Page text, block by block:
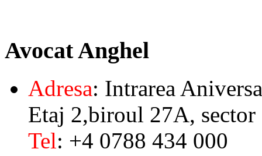
AvocatAnghel
Adresa: Intrarea
Etaj 2,biroul 27A, sector
Tel: +4 0788 434 000